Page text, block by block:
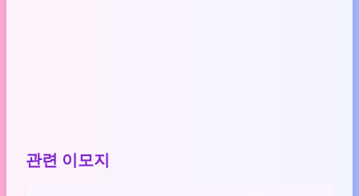
관련 이모지